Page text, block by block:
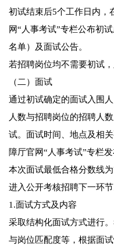
初试结束后5个工作日内，
网“人事考试”专栏公布初
名单）及面试公告。
若招聘岗位均不需要初试
（二）面试
通过初试确定的面试入围
人数与招聘岗位的招聘人
试。面试时间、地点及相
障厅官网“人事考试”专栏发
本次面试最低合格分数线
进入公开考核招聘下一环节
1.面试方式及内容
采取结构化面试方式进行
与岗位匹配度等，根据面